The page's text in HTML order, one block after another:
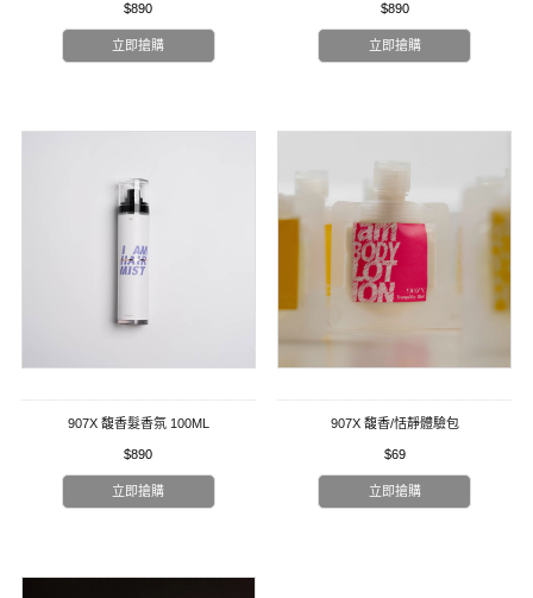
$890
立即搶購
$890
立即搶購
907X 馥香髮香氛 100ML
$890
立即搶購
907X 馥香/恬靜體驗包
$69
立即搶購